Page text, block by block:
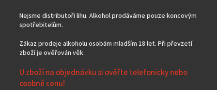
Nejsme distributoři lihu. Alkohol prodáváme pouze koncovým
spotřebitelům.
Zákaz prodeje alkoholu osobám mladším 18 let. Při převzetí
zboží je ověřován věk.
U zboží na objednávku si ověřte telefonicky nebo
osobně cenu!